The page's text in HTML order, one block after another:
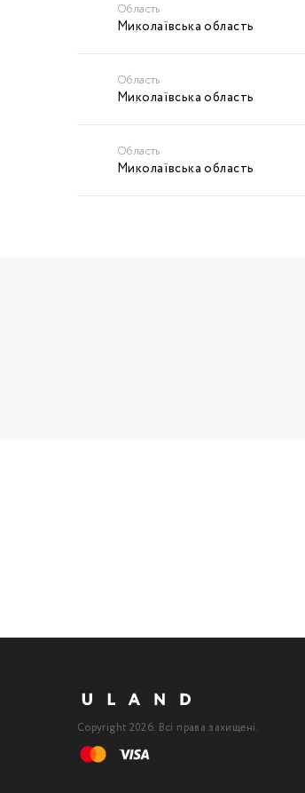
Область
Миколаївська область
Область
Миколаївська область
Область
Миколаївська область
Copyright 2026. Всі права захищені.